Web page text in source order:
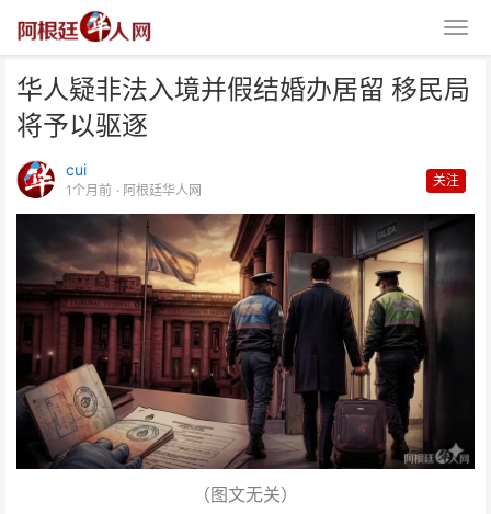
华人疑非法入境并假结婚办居留 移民局
将予以驱逐
cui
1个月前 · 阿根廷华人网
关注
（图文无关）
华人疑非法入境并假结婚办居留
移民局将予以驱逐